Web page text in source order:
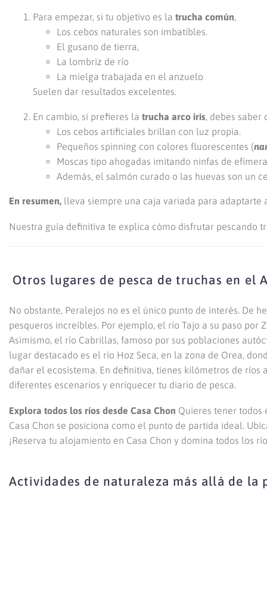
Para empezar, si tu objetivo es la trucha común,
Los cebos naturales son imbatibles.
El gusano de tierra,
La lombriz de río
La mielga trabajada en el anzuelo
Suelen dar resultados excelentes.
En cambio, si prefieres la trucha arco iris, debes saber
Los cebos artificiales brillan con luz propia.
Pequeños spinning con colores fluorescentes (
Moscas tipo ahogadas imitando ninfas de
Además, el salmón curado o las huevas son un
En resumen, lleva siempre una caja variada para
Nuestra guía definitiva te explica cómo disfrutar pescando
Otros lugares de pesca de truchas en el
No obstante, Peralejos no es el único punto de interés. De
pesqueros increíbles. Por ejemplo, el río Tajo a su paso
Asimismo, el río Cabrillas, famoso por sus poblaciones
lugar destacado es el río Hoz Seca, en la zona de Orea,
dañar el ecosistema. En definitiva, tienes kilómetros de
diferentes escenarios y enriquecer tu diario de pesca.
Explora todos los ríos desde Casa Chon Quieres tener todos
Casa Chon se posiciona como el punto de partida ideal.
¡Reserva tu alojamiento en Casa Chon y domina todos los
Actividades de naturaleza más allá de la